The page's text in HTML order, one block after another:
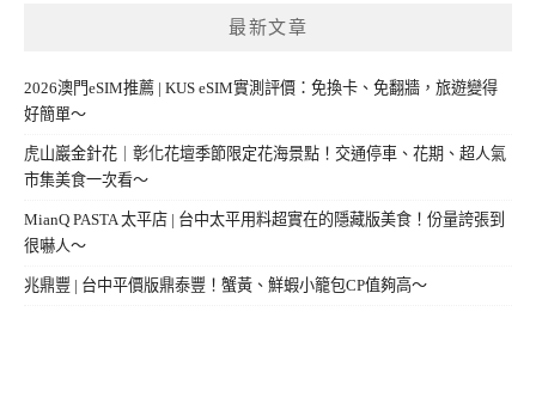
最新文章
2026澳門eSIM推薦 | KUS eSIM實測評價：免換卡、免翻牆，旅遊變得
好簡單～
虎山巖金針花｜彰化花壇季節限定花海景點！交通停車、花期、超人氣
市集美食一次看～
MianQ PASTA 太平店 | 台中太平用料超實在的隱藏版美食！份量誇張到
很嚇人～
兆鼎豐 | 台中平價版鼎泰豐！蟹黃、鮮蝦小籠包CP值夠高～